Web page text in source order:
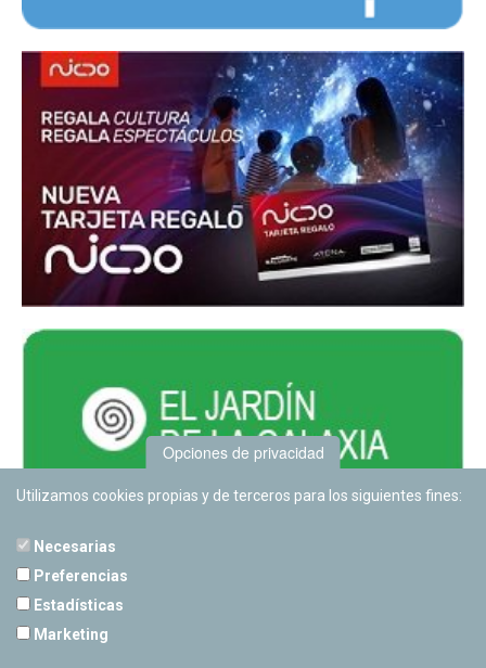
Opciones de privacidad
Utilizamos cookies propias y de terceros para los siguientes fines:
Necesarias
Preferencias
Estadísticas
Marketing